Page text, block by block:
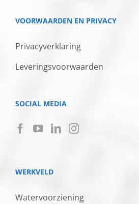
VOORWAARDEN EN PRIVACY
Privacyverklaring
Leveringsvoorwaarden
SOCIAL MEDIA
WERKVELD
Watervoorziening